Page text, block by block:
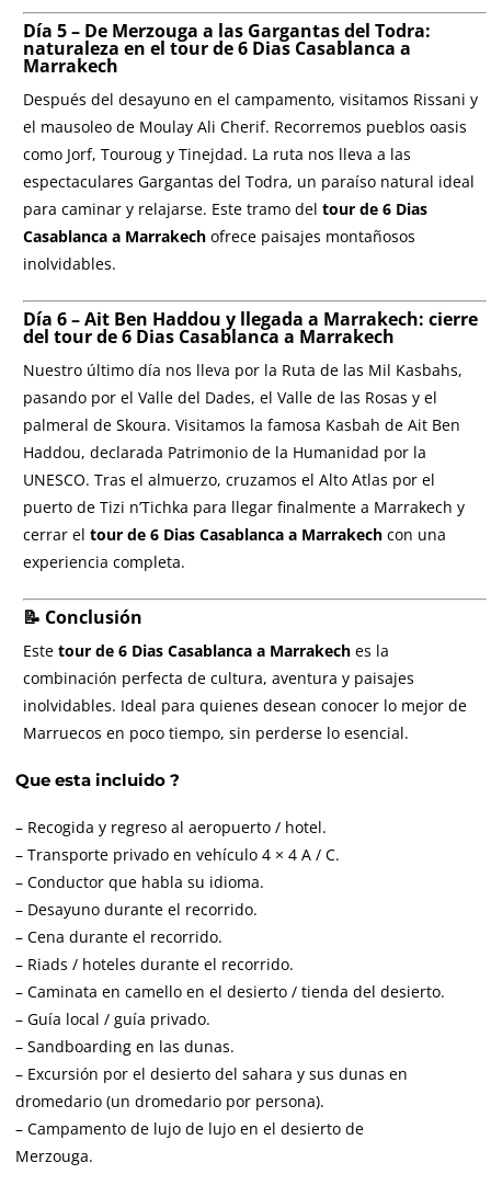
Día 5 – De Merzouga a las Gargantas del Todra:
naturaleza en el tour de 6 Dias Casablanca a
Marrakech
Después del desayuno en el campamento, visitamos Rissani y
el mausoleo de Moulay Ali Cherif. Recorremos pueblos oasis
como Jorf, Touroug y Tinejdad. La ruta nos lleva a las
espectaculares Gargantas del Todra, un paraíso natural ideal
para caminar y relajarse. Este tramo del tour de 6 Dias
Casablanca a Marrakechofrece paisajes montañosos
inolvidables.
Día 6 – Ait Ben Haddou y llegada a Marrakech: cierre
del tour de 6 Dias Casablanca a Marrakech
Nuestro último día nos lleva por la Ruta de las Mil Kasbahs,
pasando por el Valle del Dades, el Valle de las Rosas y el
palmeral de Skoura. Visitamos la famosa Kasbah de Ait Ben
Haddou, declarada Patrimonio de la Humanidad por la
UNESCO. Tras el almuerzo, cruzamos el Alto Atlas por el
puerto de Tizi n’Tichka para llegar finalmente a Marrakech y
cerrar el tour de 6 Dias Casablanca a Marrakechcon una
experiencia completa.
📝 Conclusión
Este tour de 6 Dias Casablanca a Marrakeches la
combinación perfecta de cultura, aventura y paisajes
inolvidables. Ideal para quienes desean conocer lo mejor de
Marruecos en poco tiempo, sin perderse lo esencial.
Que esta incluido ?
– Recogida y regreso al aeropuerto / hotel.
– Transporte privado en vehículo 4 × 4 A / C.
– Conductor que habla su idioma.
– Desayuno durante el recorrido.
– Cena durante el recorrido.
– Riads / hoteles durante el recorrido.
– Caminata en camello en el desierto / tienda del desierto.
– Guía local / guía privado.
– Sandboarding en las dunas.
– Excursión por el desierto del sahara y sus dunas en
dromedario (un dromedario por persona).
– Campamento de lujo de lujo en el desierto de
Merzouga.